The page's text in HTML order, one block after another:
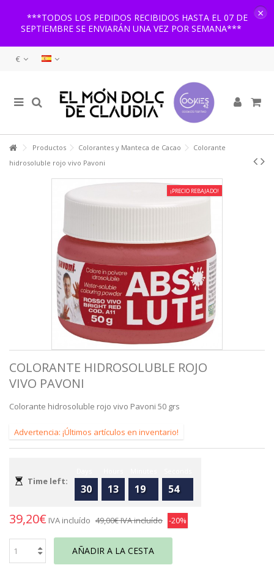
***TODOS LOS PEDIDOS RECIBIDOS HASTA EL 07 DE
SEPTIEMBRE SE ENVIARÁN UNA VEZ POR SEMANA***
×
€
Productos Colorantes y Manteca de Cacao
Colorante
hidrosoluble rojo vivo Pavoni
¡PRECIO REBAJADO!
COLORANTE HIDROSOLUBLE ROJO
VIVO PAVONI
Colorante hidrosoluble rojo vivo Pavoni 50 grs
Advertencia: ¡Últimos artículos en inventario!
Time left:
30 13 19 54
39,20€ IVA incluído 49,00€IVA incluído -20%
AÑADIR A LA CESTA